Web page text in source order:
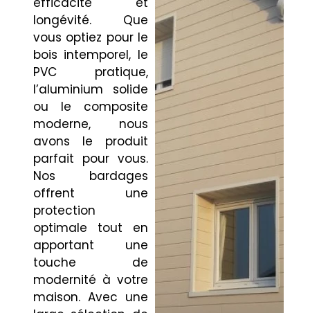
longévité. Que
vous optiez pour le
bois intemporel, le
PVC pratique,
l’aluminium solide
ou le composite
moderne, nous
avons le produit
parfait pour vous.
Nos bardages
offrent une
protection
optimale tout en
apportant une
touche de
modernité à votre
maison. Avec une